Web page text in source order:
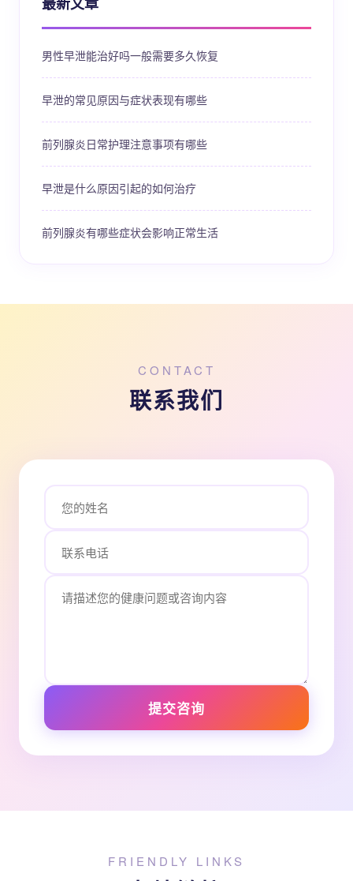
男性早泄能治好吗一般需要多久恢复
早泄的常见原因与症状表现有哪些
前列腺炎日常护理注意事项有哪些
早泄是什么原因引起的如何治疗
前列腺炎有哪些症状会影响正常生活
CONTACT
联系我们
提交咨询
FRIENDLY LINKS